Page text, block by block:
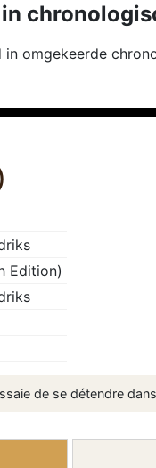
omgekeerde
Edition)
de se détendre